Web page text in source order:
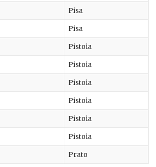
Pisa
Pisa
Pistoia
Pistoia
Pistoia
Pistoia
Pistoia
Pistoia
Prato